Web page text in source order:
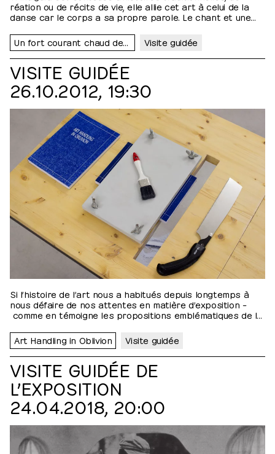
réation ou de récits de vie, elle allie cet art à celui de la
danse car le corps a sa propre parole. Le chant et une
expression scénique. Elle porte une parole poétique,
fantastique et politique, comme elle porte ses identités
multiples de femme, noire et queer. LIYH, Head - Genève,…
Visite guidée
VISITE GUIDÉE
26.10.2012, 19:30
Si l’histoire de l’art nous a habitués depuis longtemps à
nous défaire de nos attentes en matière d’exposition –
comme en témoigne les propositions emblématiques de la
catalogue permet ici d’en renouveler le genre. Prenant au
mot la tentative de Rob van Leijsen de réaliser une
exposition qui n’existe que sous la forme d’une édition, une…
Art Handling in Oblivion Visite guidée
VISITE GUIDÉE DE
L’EXPOSITION
24.04.2018, 20:00